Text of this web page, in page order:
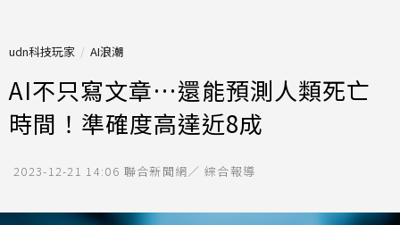
udn科技玩家 AI浪潮
AI不只寫文章…還能預測人類死亡
時間！準確度高達近8成
2023-12-21 14:06 聯合新聞網／ 綜合報導